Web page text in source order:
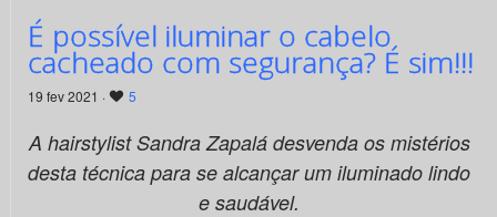
É possível iluminar o cabelo
cacheado com segurança? É sim!!!
19 fev 2021 · 5
A hairstylist Sandra Zapalá desvenda os mistérios
desta técnica para se alcançar um iluminado lindo
e saudável.